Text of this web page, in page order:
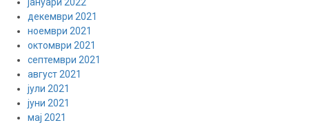
декември 2021
ноември 2021
октомври 2021
септември 2021
август 2021
јули 2021
јуни 2021
мај 2021